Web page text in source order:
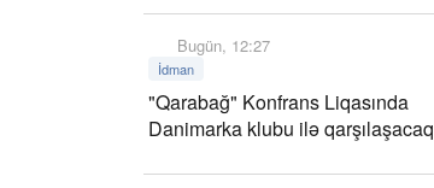
Bugün, 12:27
İdman
"Qarabağ" Konfrans Liqasında
Danimarka klubu ilə qarşılaşacaq